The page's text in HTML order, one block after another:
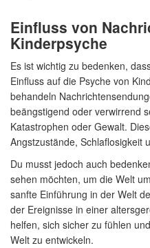
Einfluss von
Kinderpsyche
Es ist wichtig zu bedenken,
Einfluss auf die Psyche von
behandeln
beängstigend oder verwirrend
Katastrophen oder Gewalt.
Angstzustände, Schlaflosigkeit
Du musst jedoch auch
sehen möchten, um die Welt
sanfte Einführung in der Welt
der Ereignisse in einer
helfen, sich sicher zu fühlen
Welt zu entwickeln.